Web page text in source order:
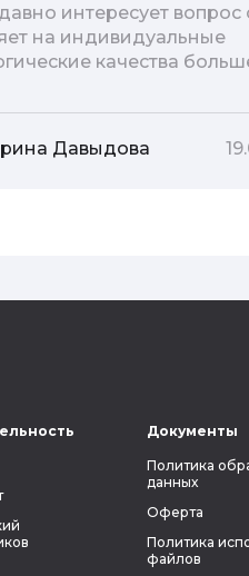
интересует вопрос
на индивидуальные
качества
В астрологической
понятие геноскоп -
предков на
Давыдова
Документы
Политика
данных
Оферта
Политика
файлов